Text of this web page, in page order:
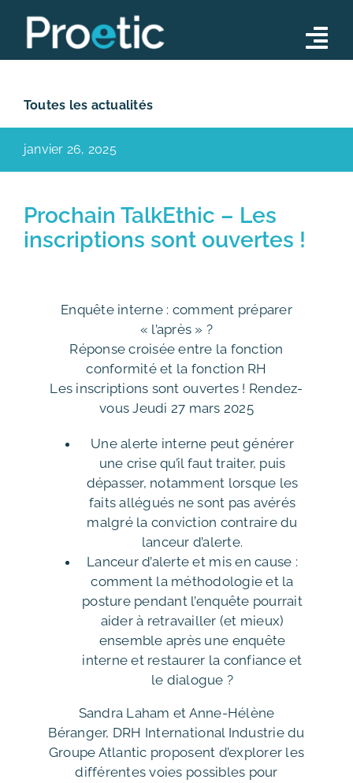
content
Formations
Actualités
Toutes les actualités
janvier 26, 2025
Prochain TalkEthic – Les
inscriptions sont ouvertes !
Enquête interne : comment préparer
« l’après » ?
Réponse croisée entre la fonction
conformité et la fonction RH
Les inscriptions sont ouvertes ! Rendez-
vous Jeudi 27 mars 2025
Une alerte interne peut générer
une crise qu’il faut traiter, puis
dépasser, notamment lorsque les
faits allégués ne sont pas avérés
malgré la conviction contraire du
lanceur d’alerte.
Lanceur d’alerte et mis en cause :
comment la méthodologie et la
posture pendant l’enquête pourrait
aider à retravailler (et mieux)
ensemble après une enquête
interne et restaurer la confiance et
le dialogue ?
Sandra Laham et Anne-Hélène
Béranger, DRH International Industrie du
Groupe Atlantic proposent d’explorer les
différentes voies possibles pour